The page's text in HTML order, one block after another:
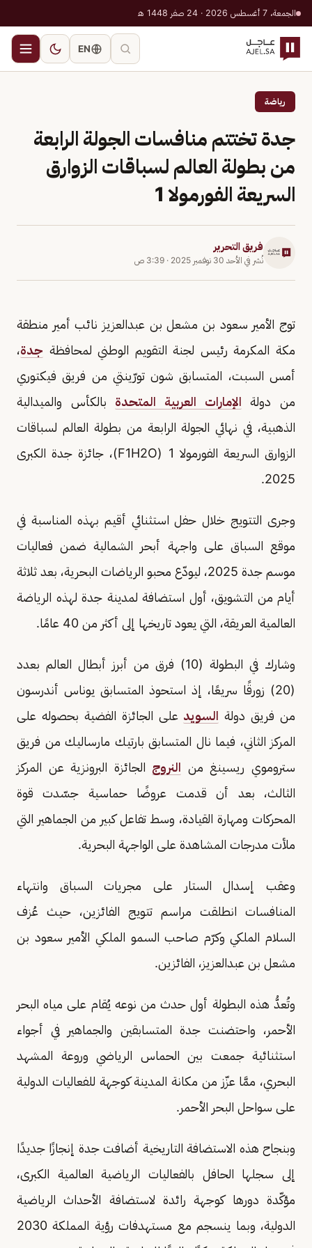
الجمعة، 7 أغسطس 2026 · 24 صفر 1448 هـ
EN
رياضة
جدة تختتم منافسات الجولة الرابعة
من بطولة العالم لسباقات الزوارق
السريعة الفورمولا 1
فريق التحرير
نُشر في الأحد 30 نوفمبر 2025 · 3:39 ص
توج الأمير سعود بن مشعل بن عبدالعزيز نائب أمير منطقة
مكة المكرمة رئيس لجنة التقويم الوطني لمحافظة جدة،
أمس السبت، المتسابق شون تورّينتي من فريق فيكتوري
من دولة الإمارات العربية المتحدة بالكأس والميدالية
الذهبية، في نهائي الجولة الرابعة من بطولة العالم لسباقات
الزوارق السريعة الفورمولا 1 (F1H2O)، جائزة جدة الكبرى
2025.
وجرى التتويج خلال حفل استثنائي أقيم بهذه المناسبة في
موقع السباق على واجهة أبحر الشمالية ضمن فعاليات
موسم جدة 2025، ليودّع محبو الرياضات البحرية، بعد ثلاثة
أيام من التشويق، أول استضافة لمدينة جدة لهذه الرياضة
العالمية العريقة، التي يعود تاريخها إلى أكثر من 40 عامًا.
وشارك في البطولة (10) فرق من أبرز أبطال العالم بعدد
(20) زورقًا سريعًا، إذ استحوذ المتسابق يوناس أندرسون
من فريق دولة السويد على الجائزة الفضية بحصوله على
المركز الثاني، فيما نال المتسابق بارتيك مارساليك من فريق
ستروموي ريسينغ من النروج الجائزة البرونزية عن المركز
الثالث، بعد أن قدمت عروضًا حماسية جسّدت قوة
المحركات ومهارة القيادة، وسط تفاعل كبير من الجماهير التي
ملأت مدرجات المشاهدة على الواجهة البحرية.
وعقب إسدال الستار على مجريات السباق وانتهاء
المنافسات انطلقت مراسم تتويج الفائزين، حيث عُزف
السلام الملكي وكرّم صاحب السمو الملكي الأمير سعود بن
مشعل بن عبدالعزيز، الفائزين.
وتُعدُّ هذه البطولة أول حدث من نوعه يُقام على مياه البحر
الأحمر، واحتضنت جدة المتسابقين والجماهير في أجواء
استثنائية جمعت بين الحماس الرياضي وروعة المشهد
البحري، ممَّا عزّز من مكانة المدينة كوجهة للفعاليات الدولية
على سواحل البحر الأحمر.
وبنجاح هذه الاستضافة التاريخية أضافت جدة إنجازًا جديدًا
إلى سجلها الحافل بالفعاليات الرياضية العالمية الكبرى،
مؤكّدة دورها كوجهة رائدة لاستضافة الأحداث الرياضية
الدولية، وبما ينسجم مع مستهدفات رؤية المملكة 2030